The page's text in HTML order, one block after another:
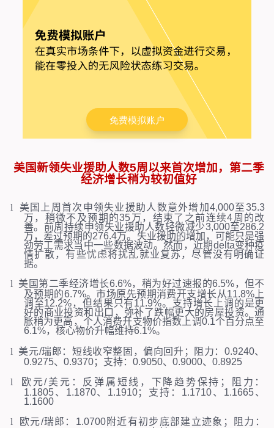
免费模拟账户
美国新领失业援助人数5周以来首次增加，第二季
经济增长稍为较初值好
l 美国上周首次申领失业援助人数意外增加4,000至35.3
万，稍微不及预期的35万，结束了之前连续4周的改
善。前周持续申领失业援助人数轻微减少3,000至286.2
万，差过预期的276.4万。失业援助的增加，可能只是强
劲劳工需求当中一些数据波动。然而，近期delta变种疫
情扩散，有些忧虑将扰乱就业复苏，尽管没有明确证
据。
l
美国第二季经济增长6.6%，稍为好过速报的6.5%，但不
及预期的6.7%。市场原先预期消费开支增长从11.8% 上
调至12.2%，但结果只有11.9%。支持增长上调的是更
好的商业投资和出口，弥补了跌幅更大的房屋投资。通
胀稍为更高，个人消费开支物价指数上调0.1个百分点至
6.1%，核心物价升幅维持6.1%。
l
美元/瑞郎：短线收窄整固，偏向回升；阻力： 0.9240、
0.9275、 0.9370；支持： 0.9050、 0.9000、 0.8925
l
欧元/美元：反弹属短线，下降趋势保持；阻力：
1.1805、 1.1870、 1.1910；支持： 1.1710、 1.1665、
1.1600
l
欧元/瑞郎： 1.0700附近有初步底部建立迹象；阻力：